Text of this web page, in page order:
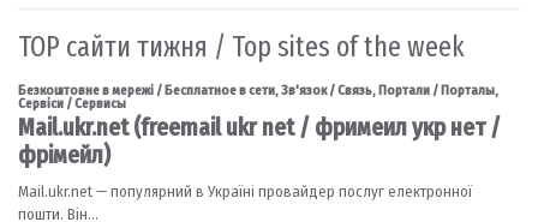
TOP сайти тижня / Top sites of the week